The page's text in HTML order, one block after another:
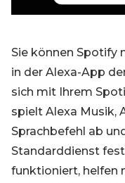
Sie können Spotify
in der Alexa-App
sich mit Ihrem
spielt Alexa Musik,
Sprachbefehl ab
Standarddienst
funktioniert, helfen